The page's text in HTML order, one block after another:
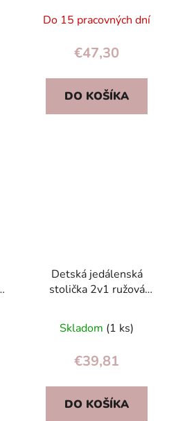
Ricokids sivá
Do 15 pracovných dní
€47,30
DO KOŠÍKA
Detská jedálenská
stolička 2v1 ružová
Skladom (1 ks)
€39,81
DO KOŠÍKA